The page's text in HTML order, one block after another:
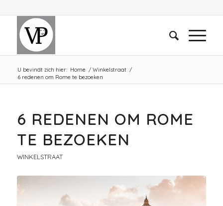
U bevindt zich hier: Home / Winkelstraat /
6 redenen om Rome te bezoeken
6 REDENEN OM ROME
TE BEZOEKEN
WINKELSTRAAT